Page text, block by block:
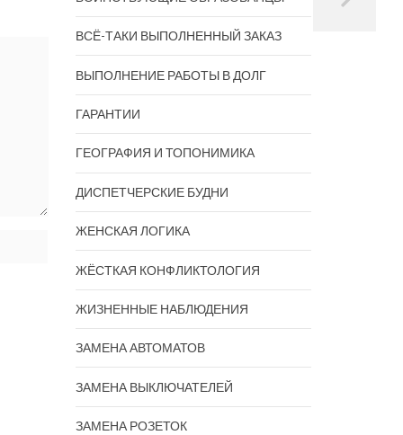
ВСЁ-ТАКИ ВЫПОЛНЕННЫЙ ЗАКАЗ
ВЫПОЛНЕНИЕ РАБОТЫ В ДОЛГ
ГАРАНТИИ
ГЕОГРАФИЯ И ТОПОНИМИКА
ДИСПЕТЧЕРСКИЕ БУДНИ
ЖЕНСКАЯ ЛОГИКА
ЖЁСТКАЯ КОНФЛИКТОЛОГИЯ
ЖИЗНЕННЫЕ НАБЛЮДЕНИЯ
ЗАМЕНА АВТОМАТОВ
ЗАМЕНА ВЫКЛЮЧАТЕЛЕЙ
ЗАМЕНА РОЗЕТОК